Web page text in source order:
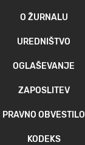
O ŽURNALU
UREDNIŠTVO
OGLAŠEVANJE
ZAPOSLITEV
PRAVNO OBVESTILO
KODEKS